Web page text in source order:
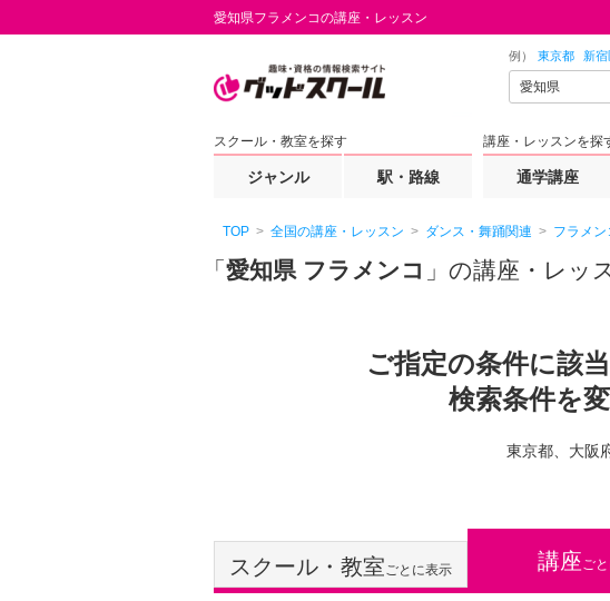
愛知県フラメンコの講座・レッスン
例） 東京都 新宿
スクール・教室を探す
ジャンル 駅・路線
講座・レッスンを探
通学講座
TOP 全国の講座・レッスン ダンス・舞踊関連 フラメン
「 愛知県 フラメンコ 」の講座・レッ
ご指定の条件に該
検索条件を
東京都、大阪
スクール・教室ごとに表示 講座ご